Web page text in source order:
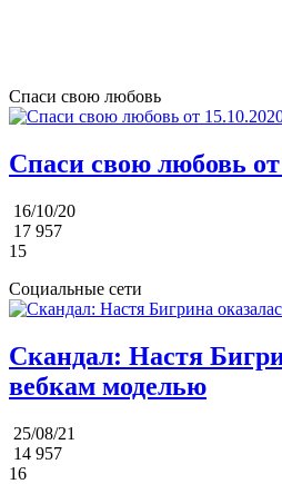
Спаси свою любовь
Спаси свою любовь от
16/10/20
17 957
15
Социальные сети
Скандал: Настя
вебкам моделью
25/08/21
14 957
16